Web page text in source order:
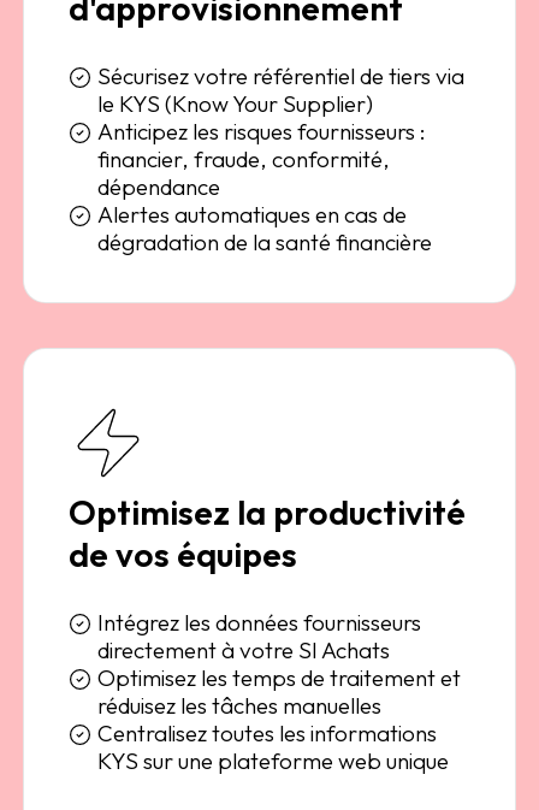
Sécurisez votre référentiel de tiers via
le KYS (Know Your Supplier)
Anticipez les risques fournisseurs :
financier, fraude, conformité,
dépendance
Alertes automatiques en cas de
dégradation de la santé financière
Optimisez la productivité
de vos équipes
Intégrez les données fournisseurs
directement à votre SI Achats
Optimisez les temps de traitement et
réduisez les tâches manuelles
Centralisez toutes les informations
KYS sur une plateforme web unique